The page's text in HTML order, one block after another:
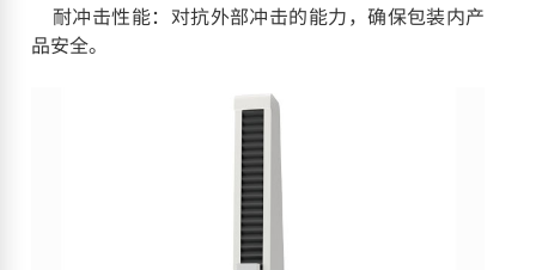
耐冲击性能：对抗外部冲击的能力，确保包装内产
品安全。